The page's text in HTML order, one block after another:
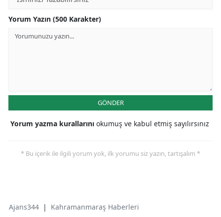
Yorum Yazın (500 Karakter)
GÖNDER
Yorum yazma kurallarını okumuş ve kabul etmiş sayılırsınız
* Bu içerik ile ilgili yorum yok, ilk yorumu siz yazın, tartışalım *
Ajans344 | Kahramanmaraş Haberleri